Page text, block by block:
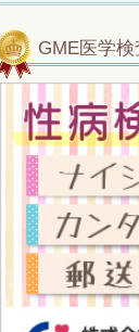
GME医学